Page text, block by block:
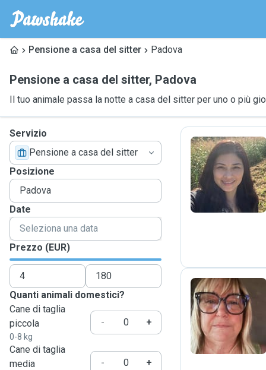
Pensione a casa del sitter Padova
Pensione a casa del sitter, Padova
Il tuo animale passa la notte a casa del sitter per uno o più
Servizio
Pensione a casa del sitter
Posizione
Date
Prezzo (EUR)
Quanti animali domestici?
Cane di taglia
piccola
0-8 kg
- +
Cane di taglia
media
- +
L
S